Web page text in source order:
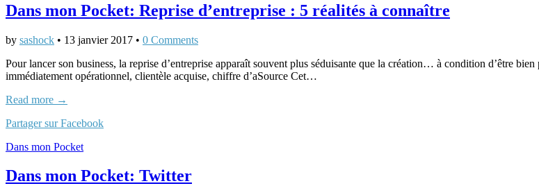
Dans mon Pocket: Reprise d’entreprise : 5 réalités à connaître
by sashock • 13 janvier 2017 • 0 Comments
Pour lancer son business, la reprise d’entreprise apparaît souvent plus séduisante que la création… à condition d’être
immédiatement opérationnel, clientèle acquise, chiffre d’aSource Cet…
Read more →
Partager sur Facebook
Dans mon Pocket
Dans mon Pocket: Twitter